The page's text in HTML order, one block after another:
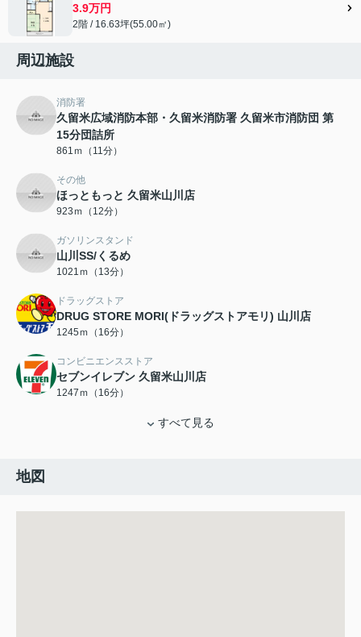
3.9万円
2階 / 16.63坪(55.00㎡)
周辺施設
消防署
久留米広域消防本部・久留米消防署 久留米市消防団 第
15分団詰所
861ｍ（11分）
その他
ほっともっと 久留米山川店
923ｍ（12分）
ガソリンスタンド
山川SS/くるめ
1021ｍ（13分）
ドラッグストア
DRUG STORE MORI(ドラッグストアモリ) 山川店
1245ｍ（16分）
コンビニエンスストア
セブンイレブン 久留米山川店
1247ｍ（16分）
すべて見る
地図